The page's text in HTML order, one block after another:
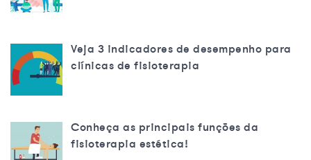
Veja 3 indicadores de desempenho para
clínicas de fisioterapia
Conheça as principais funções da
fisioterapia estética!